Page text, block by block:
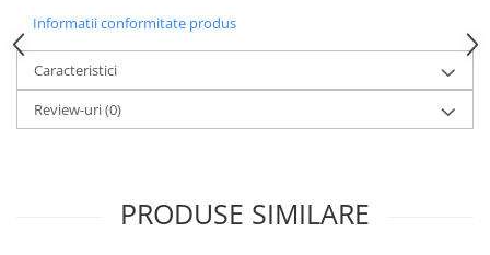
Informatii conformitate produs
Caracteristici
Review-uri(0)
PRODUSE SIMILARE